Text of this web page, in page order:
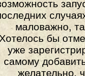
маловажно,
Хотелось бы
уже
самому
желательно,